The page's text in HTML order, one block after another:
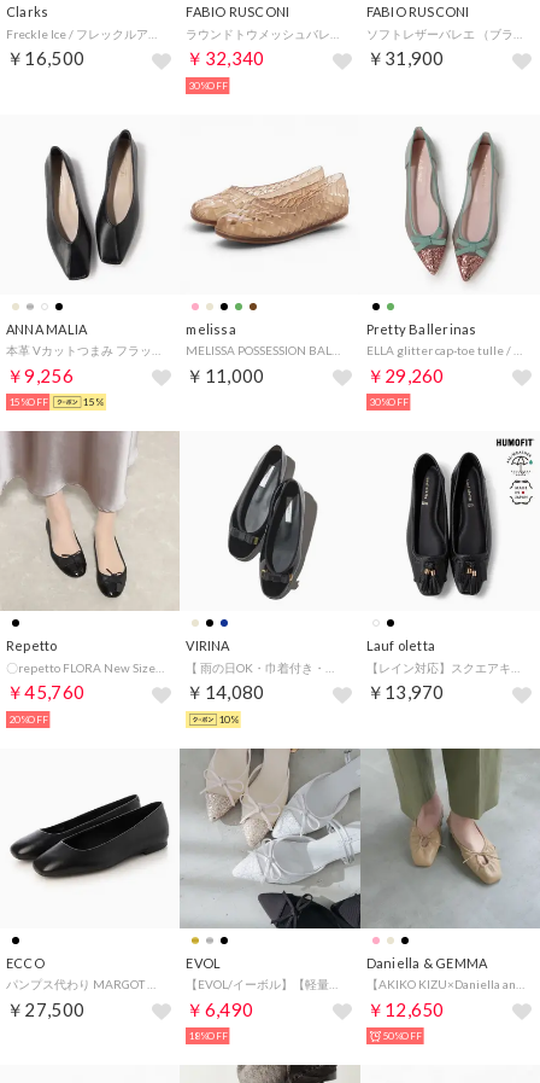
Clarks
￥16,500
FABIO RUSCONI
￥32,340
30%OFF
FABIO RUSCONI
￥31,900
ANNA MALIA
￥9,256
15%OFF 15%
melissa
￥11,000
Pretty Ballerinas
￥29,260
30%OFF
Repetto
￥45,760
20%OFF
VIRINA
￥14,080
10%
Lauf oletta
￥13,970
ECCO
￥27,500
EVOL
￥6,490
18%OFF
Daniella & GEMMA
￥12,650
50%OFF